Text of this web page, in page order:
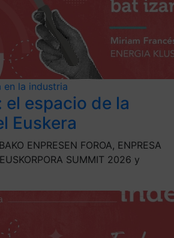
en la industria
el espacio de la
Euskera
ENPRESEN FOROA, ENPRESA
SUMMIT 2026 y